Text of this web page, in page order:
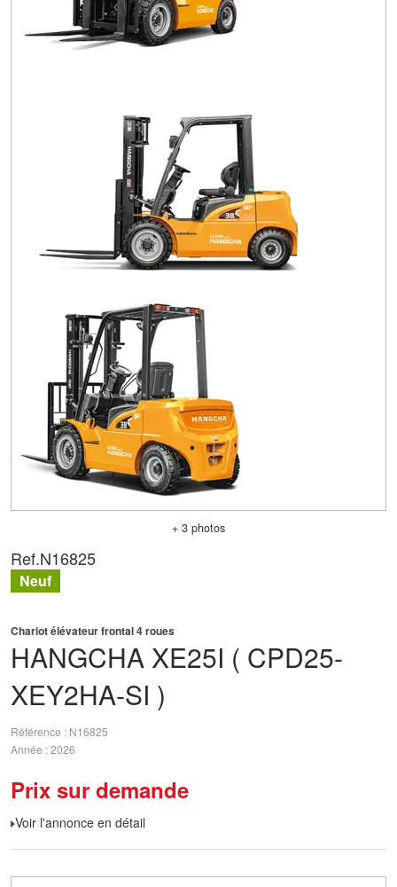
+ 3 photos
HANGCHA XE25I ( CPD25-
XEY2HA-SI )
Chariot élévateur frontal 4 roues
Référence
N16825
Année 2026
Prix sur demande
Voir l'annonce en détail
Ref.N16825
Neuf